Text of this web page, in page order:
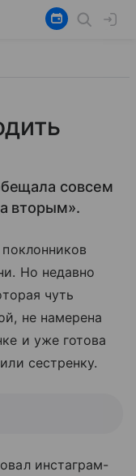
совсем
вторым».
Но недавно
чуть
не намерена
и уже готова
сестренку.
инстаграм-